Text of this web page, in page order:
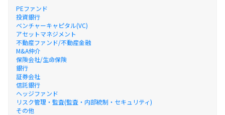
PEファンド
投資銀行
ベンチャーキャピタル(VC)
アセットマネジメント
不動産ファンド/不動産金融
M&A仲介
保険会社/生命保険
銀行
証券会社
信託銀行
ヘッジファンド
リスク管理・監査(監査・内部統制・セキュリティ)
その他